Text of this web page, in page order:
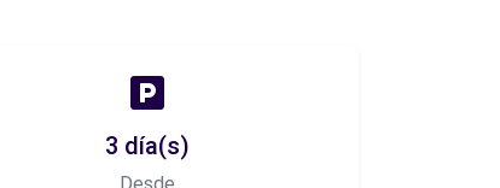
3 día(s)